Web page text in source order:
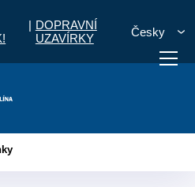
| DOPRAVNÍ
UZAVÍRKY
Česky
zaplatit